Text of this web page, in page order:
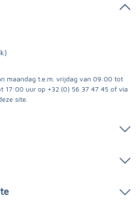
maandag t.e.m. vrijdag van 09:00 tot
17:00 uur op +32 (0) 56 37 47 45 of via
site.